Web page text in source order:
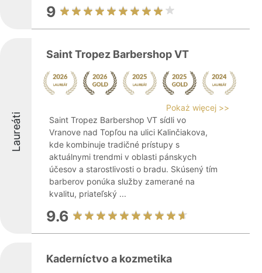
9
Laureáti
Saint Tropez Barbershop VT
Pokaż więcej >>
Saint Tropez Barbershop VT sídli vo
Vranove nad Topľou na ulici Kalinčiakova,
kde kombinuje tradičné prístupy s
aktuálnymi trendmi v oblasti pánskych
účesov a starostlivosti o bradu. Skúsený tím
barberov ponúka služby zamerané na
kvalitu, priateľský ...
9.6
Kaderníctvo a kozmetika